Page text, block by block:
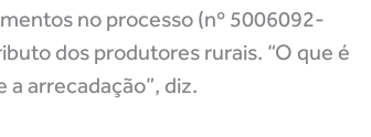
no processo (nº 5006092-
dos produtores rurais. “O que é
arrecadação”, diz.